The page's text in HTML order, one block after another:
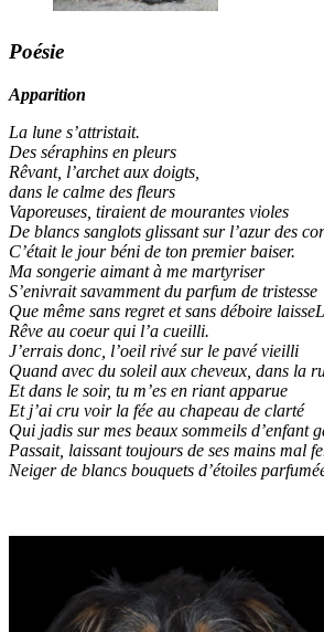
Poésie
Apparition
La lune s’attristait.
Des séraphins en pleurs
Rêvant, l’archet aux doigts,
dans le calme des fleurs
Vaporeuses, tiraient de mourantes violes
De blancs sanglots glissant sur l’azur des
C’était le jour béni de ton premier baiser.
Ma songerie aimant à me martyriser
S’enivrait savamment du parfum de tristesse
Que même sans regret et sans déboire
Rêve au coeur qui l’a cueilli.
J’errais donc, l’oeil rivé sur le pavé vieilli
Quand avec du soleil aux cheveux, dans la
Et dans le soir, tu m’es en riant apparue
Et j’ai cru voir la fée au chapeau de clarté
Qui jadis sur mes beaux sommeils d’enfant
Passait, laissant toujours de ses mains mal
Neiger de blancs bouquets d’étoiles